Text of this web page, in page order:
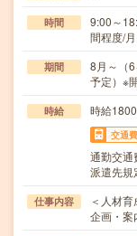
時間
9:00～
間程度/
期間
8月～（
予定）※
時給 時給
交通費
通勤交
派遣先規
仕事内容
＜人材
企画・